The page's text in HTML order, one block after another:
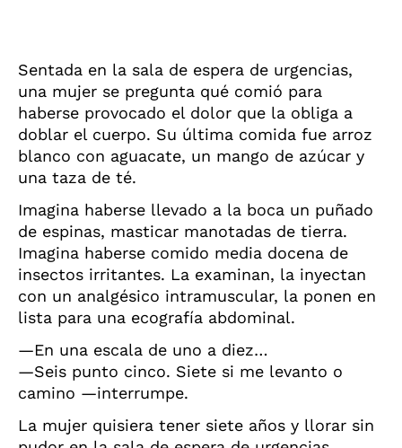
Sentada en la sala de espera de urgencias,
una mujer se pregunta qué comió para
haberse provocado el dolor que la obliga a
doblar el cuerpo. Su última comida fue arroz
blanco con aguacate, un mango de azúcar y
una taza de té.
Imagina haberse llevado a la boca un puñado
de espinas, masticar manotadas de tierra.
Imagina haberse comido media docena de
insectos irritantes. La examinan, la inyectan
con un analgésico intramuscular, la ponen en
lista para una ecografía abdominal.
—En una escala de uno a diez…
—Seis punto cinco. Siete si me levanto o
camino —interrumpe.
La mujer quisiera tener siete años y llorar sin